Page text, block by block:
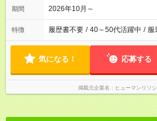
期間 2026年10月～
特徴 履歴書不要 / 40～50代活躍中 / 服
気になる！ 応募する
掲載元企業名 ヒューマンリソ